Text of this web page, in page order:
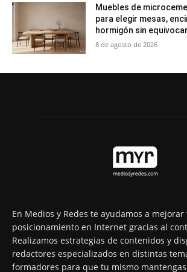
Muebles de
para elegir mesas,
hormigón sin
8 de agosto de 2026
En Medios y Redes te ayudamos a mejorar
posicionamiento en Internet gracias al
Realizamos estrategias de contenidos y
redactores especializados en distintas
formadores para que tu mismo